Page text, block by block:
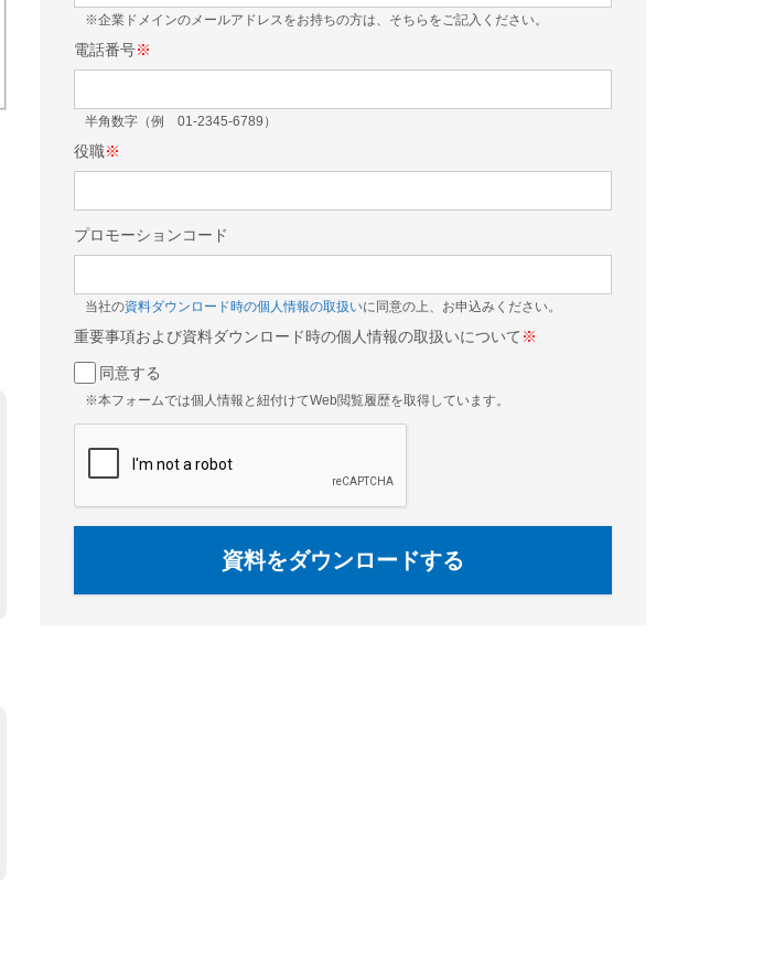
※企業ドメインのメールアドレスをお持ちの方は、そちらをご記入ください。
電話番号※
半角数字（例 01-2345-6789）
役職※
プロモーションコード
当社の資料ダウンロード時の個人情報の取扱いに同意の上、お申込みください。
重要事項および資料ダウンロード時の個人情報の取扱いについて ※
同意する
※本フォームでは個人情報と紐付けてWeb閲覧履歴を取得しています。
資料をダウンロードする